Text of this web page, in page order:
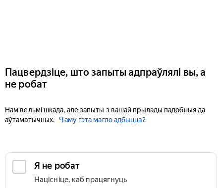
Пацвердзіце, што запыты адпраўлялі вы, а
не робат
Нам вельмі шкада, але запыты з вашай прылады падобныя да
аўтаматычных.
Чаму гэта магло адбыцца?
Я не робат
Націсніце, каб працягнуць